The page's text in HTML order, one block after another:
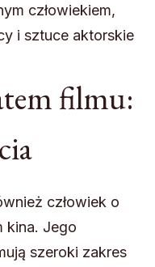
człowiekiem,
i sztuce aktorskie
filmu:
człowiek o
kina. Jego
szeroki zakres